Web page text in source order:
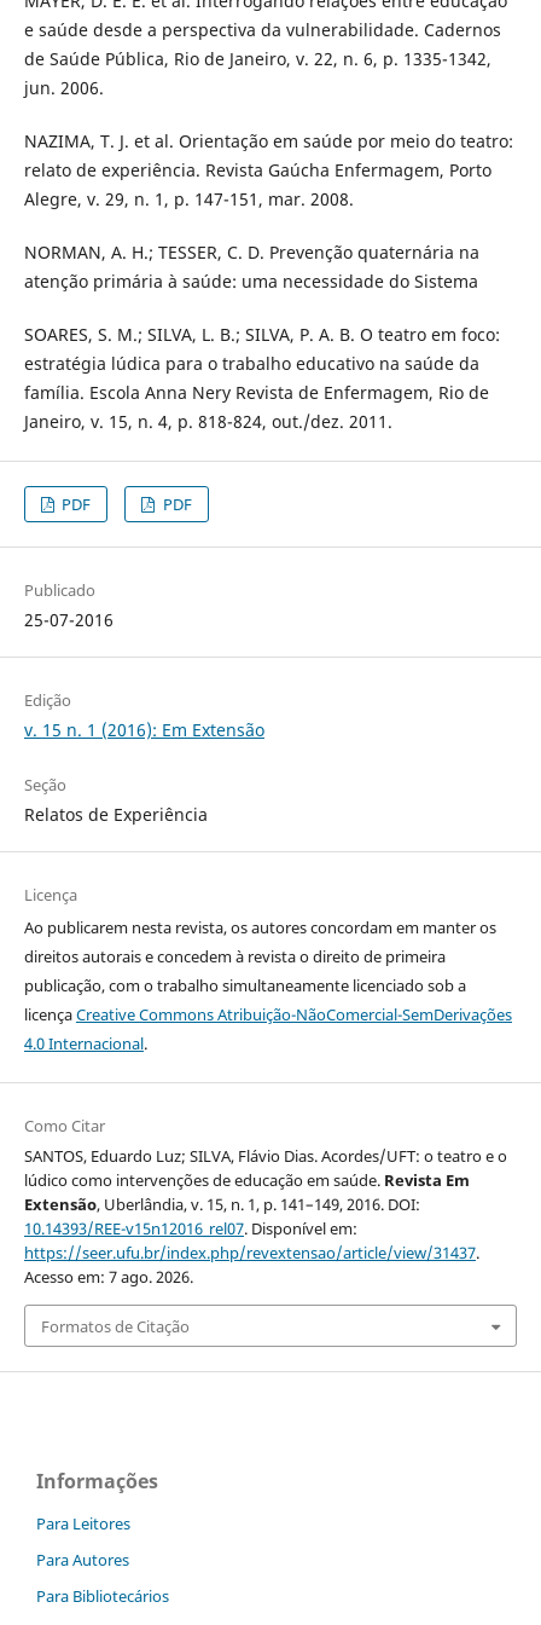
e saúde desde a perspectiva da vulnerabilidade. Cadernos
de Saúde Pública, Rio de Janeiro, v. 22, n. 6, p. 1335-1342,
jun. 2006.
NAZIMA, T. J. et al. Orientação em saúde por meio do teatro:
relato de experiência. Revista Gaúcha Enfermagem, Porto
Alegre, v. 29, n. 1, p. 147-151, mar. 2008.
NORMAN, A. H.; TESSER, C. D. Prevenção quaternária na
atenção primária à saúde: uma necessidade do Sistema
SOARES, S. M.; SILVA, L. B.; SILVA, P. A. B. O teatro em foco:
estratégia lúdica para o trabalho educativo na saúde da
família. Escola Anna Nery Revista de Enfermagem, Rio de
Janeiro, v. 15, n. 4, p. 818-824, out./dez. 2011.
PDF PDF
Publicado
25-07-2016
Edição
v. 15 n. 1 (2016): Em Extensão
Seção
Relatos de Experiência
Licença
Ao publicarem nesta revista, os autores concordam em manter os
direitos autorais e concedem à revista o direito de primeira
publicação, com o trabalho simultaneamente licenciado sob a
licençaCreative Commons Atribuição-NãoComercial-SemDerivações
4.0 Internacional.
Como Citar
SANTOS, Eduardo Luz; SILVA, Flávio Dias. Acordes/UFT: o teatro e o
lúdico como intervenções de educação em saúde. Revista Em
Extensão, Uberlândia, v. 15, n. 1, p. 141–149, 2016. DOI:
10.14393/REE-v15n12016_rel07. Disponível em:
https://seer.ufu.br/index.php/revextensao/article/view/31437.
Acesso em: 7 ago. 2026.
Formatos de Citação
Informações
Para Leitores
Para Autores
Para Bibliotecários